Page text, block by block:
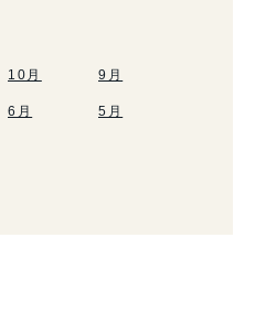
10月 9月
6月 5月